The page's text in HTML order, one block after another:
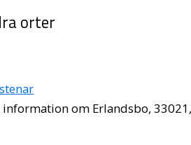
orter
information om Erlandsbo,